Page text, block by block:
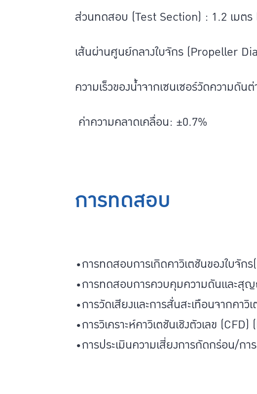
ส่วนทดสอบ (Test Section) : 1.2 เมตร
เส้นผ่านศูนย์กลางใบจักร (Propeller
ความเร็วของน้ำจากเซนเซอร์วัดความ
ค่าความคลาดเคลื่อน: ±0.7%
การทดสอบ
•การทดสอบการเกิดคาวิเตชันของใบจั
•การทดสอบการควบคุมความดันและ
•การวัดเสียงและการสั่นสะเทือนจากค
•การวิเคราะห์คาวิเตชันเชิงตัวเลข
•การประเมินความเสี่ยงการกัดกร่อน/